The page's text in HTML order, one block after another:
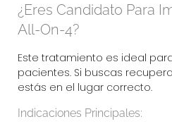
¿Eres Candidato Para
All-On-4?
Este tratamiento es ideal
pacientes. Si buscas
estás en el lugar correcto.
Indicaciones Principales: